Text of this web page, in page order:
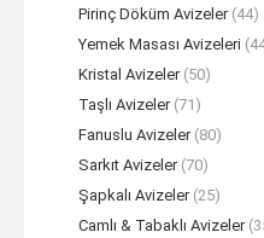
Pirinç Döküm Avizeler (44)
Yemek Masası Avizeleri
Kristal Avizeler (50)
Taşlı Avizeler (71)
Fanuslu Avizeler (80)
Sarkıt Avizeler (70)
Şapkalı Avizeler (25)
Camlı & Tabaklı Avizeler